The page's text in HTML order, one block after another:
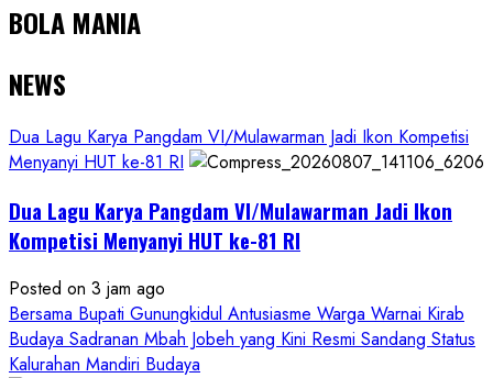
BOLA MANIA
NEWS
Dua Lagu Karya Pangdam VI/Mulawarman Jadi Ikon Kompetisi
Menyanyi HUT ke-81 RI
Dua Lagu Karya Pangdam VI/Mulawarman Jadi Ikon
Kompetisi Menyanyi HUT ke-81 RI
Posted on 3 jam ago
Bersama Bupati Gunungkidul Antusiasme Warga Warnai Kirab
Budaya Sadranan Mbah Jobeh yang Kini Resmi Sandang Status
Kalurahan Mandiri Budaya